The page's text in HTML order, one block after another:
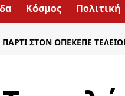
Κόσμος Πολιτική
ΣΤΟΝ ΟΠΕΚΕΠΕ